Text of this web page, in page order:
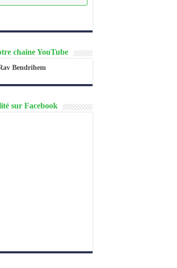
chaine YouTube
Bendrihem
sur Facebook